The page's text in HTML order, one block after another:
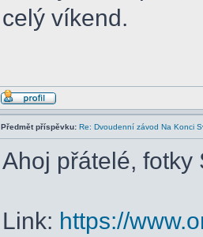
celý víkend.
Předmět příspěvku: Re: Dvoudenní závod Na Konci
Ahoj přátelé, fotky
Link: https://